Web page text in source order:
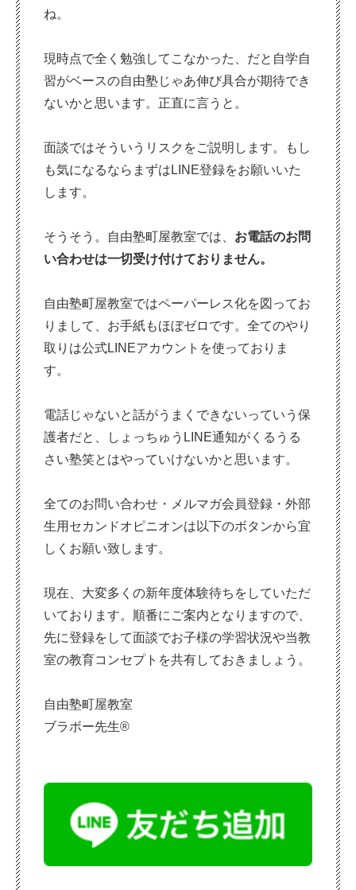
ね。
現時点で全く勉強してこなかった、だと自学自
習がベースの自由塾じゃあ伸び具合が期待でき
ないかと思います。正直に言うと。
面談ではそういうリスクをご説明します。もし
も気になるならまずはLINE登録をお願いいた
します。
そうそう。自由塾町屋教室では、 お電話のお問
い合わせは一切受け付けておりません。
自由塾町屋教室ではペーパーレス化を図ってお
りまして、お手紙もほぼゼロです。全てのやり
取りは公式LINEアカウントを使っておりま
す。
電話じゃないと話がうまくできないっていう保
護者だと、しょっちゅうLINE通知がくるうる
さい塾笑とはやっていけないかと思います。
全てのお問い合わせ・メルマガ会員登録・外部
生用セカンドオピニオンは以下のボタンから宜
しくお願い致します。
現在、大変多くの新年度体験待ちをしていただ
いております。順番にご案内となりますので、
先に登録をして面談でお子様の学習状況や当教
室の教育コンセプトを共有しておきましょう。
自由塾町屋教室
ブラボー先生®